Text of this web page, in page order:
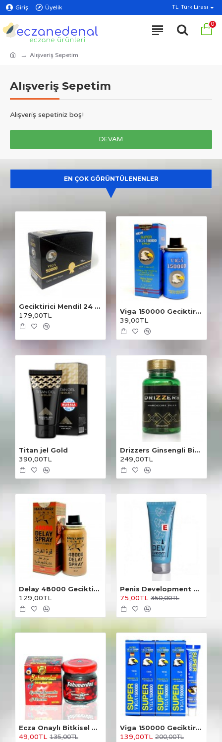
Giriş Üyelik TL Türk Lirası
0
Alışveriş Sepetim
Alışveriş Sepetim
Alışveriş sepetiniz boş!
DEVAM
EN ÇOK GÖRÜNTÜLENENLER
Geciktirici Mendil 24 Adet
179,00TL Viga 150000 Geciktirici Sprey
39,00TL
Titan jel Gold
390,00TL
Drizzers Ginsengli Bitkisel Karışım 30 Kapsül
249,00TL
Delay 48000 Geciktirici Sprey
129,00TL
Penis Development Cream 100 ml.
75,00TL 350,00TL
Ecza Onaylı Bitkisel Macun
49,00TL 135,00TL
Viga 150000 Geciktirici Krem 4 Adet
139,00TL 200,00TL